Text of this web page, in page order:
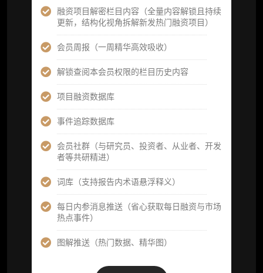
融资项目解密栏目内容（全量内容解锁且持续
更新，结构化视角拆解新发热门融资项目）
会员周报（一周精华高效吸收）
解锁查阅本会员权限的栏目历史内容
项目融资数据库
事件追踪数据库
会员社群（与研究员、投资者、从业者、开发
者等共研精进）
词库（支持报告内术语悬浮释义）
每日内参消息推送（省心获取每日融资与市场
热点事件）
图解推送（热门数据、精华图）
定制化研究报告折扣（9.5 折）
立即开通
机构高级年度服务会员
获得专业团队定制研究支持
¥ 59800
企业多账号 (3 席位，若需增加席位请联系客
服)
提供一页纸格局图、机构视角附录、结构化数